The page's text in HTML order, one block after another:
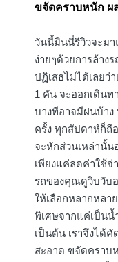
ขจัดคราบหนัก ผ
วันนี้มินนี่รีวิวจะม
ง่ายๆด้วยการล้าง
ปฏิเสธไม่ได้เลย
1 คัน จะออกเดิน
บางทีอาจมีฝนบ้าง
ครั้ง ทุกสัปดาห์ก็ถื
จะหักส่วนเหล่านั้น
เพียงแค่ลดค่าใช้จ่
รถของคุณดูวิบวับ
ให้เลือกหลากหล
พิเศษจากแค่เป็นน้
เป็นต้น เราจึงได้
สะอาด ขจัดคราบ